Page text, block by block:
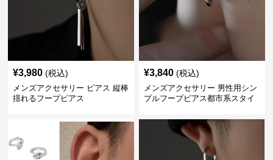
¥3,980 (税込)
メンズアクセサリー ピアス 縦棒
揺れるフープピアス
¥3,840 (税込)
メンズアクセサリー 男性用シン
プルフープピアス都市系スタイ